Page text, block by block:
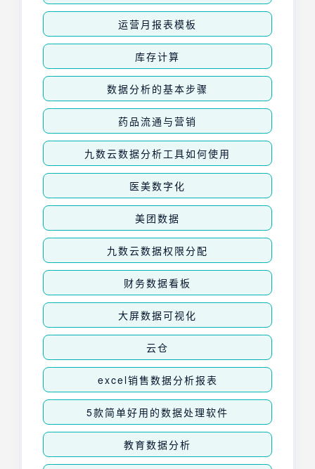
运营月报表模板
库存计算
数据分析的基本步骤
药品流通与营销
九数云数据分析工具如何使用
医美数字化
美团数据
九数云数据权限分配
财务数据看板
大屏数据可视化
云仓
excel销售数据分析报表
5款简单好用的数据处理软件
教育数据分析